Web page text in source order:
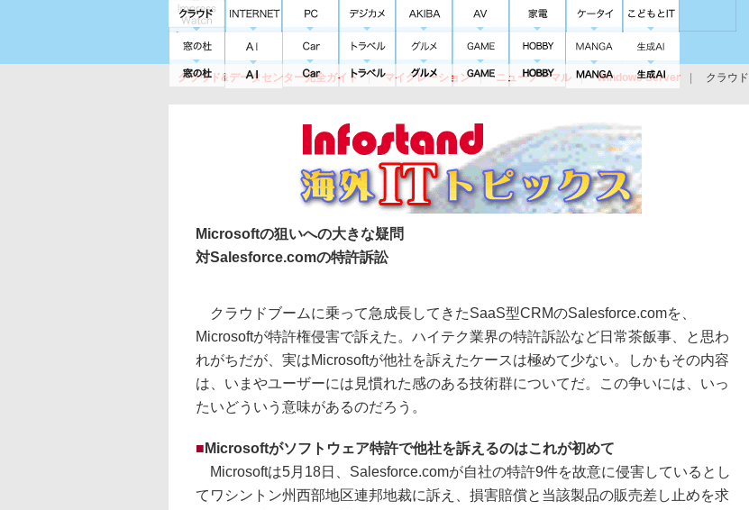
クラウド&データセンター完全ガイド マイグレーション ニューノーマル Windows Server クラウド
導入事例 イベント
Microsoftの狙いへの大きな疑問
対Salesforce.comの特許訴訟
クラウドブームに乗って急成長してきたSaaS型CRMのSalesforce.comを、
Microsoftが特許権侵害で訴えた。ハイテク業界の特許訴訟など日常茶飯事、と思わ
れがちだが、実はMicrosoftが他社を訴えたケースは極めて少ない。しかもその内容
は、いまやユーザーには見慣れた感のある技術群についてだ。この争いには、いっ
たいどういう意味があるのだろう。
■ Microsoftがソフトウェア特許で他社を訴えるのはこれが初めて
Microsoftは5月18日、Salesforce.comが自社の特許9件を故意に侵害しているとし
てワシントン州西部地区連邦地裁に訴え、損害賠償と当該製品の販売差し止めを求